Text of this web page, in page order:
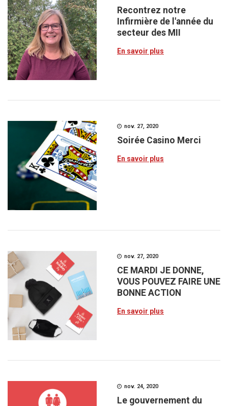
Recontrez notre
Infirmière de l'année du
secteur des MII
En savoir plus
nov. 27, 2020
Soirée Casino Merci
En savoir plus
nov. 27, 2020
CE MARDI JE DONNE,
VOUS POUVEZ FAIRE UNE
BONNE ACTION
En savoir plus
nov. 24, 2020
Le gouvernement du